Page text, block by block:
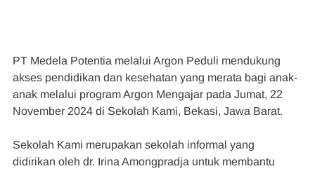
PT Medela Potentia melalui Argon Peduli mendukung
akses pendidikan dan kesehatan yang merata bagi anak-
anak melalui program Argon Mengajar pada Jumat, 22
November 2024 di Sekolah Kami, Bekasi, Jawa Barat.
Sekolah Kami merupakan sekolah informal yang
didirikan oleh dr. Irina Amongpradja untuk membantu